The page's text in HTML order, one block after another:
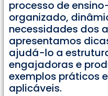
processo de
organizado,
necessidades dos
apresentamos
ajudá-lo a
engajadoras e
exemplos práticos
aplicáveis.